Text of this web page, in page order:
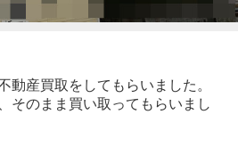
動産買取をしてもらいました。
そのまま買い取ってもらいまし